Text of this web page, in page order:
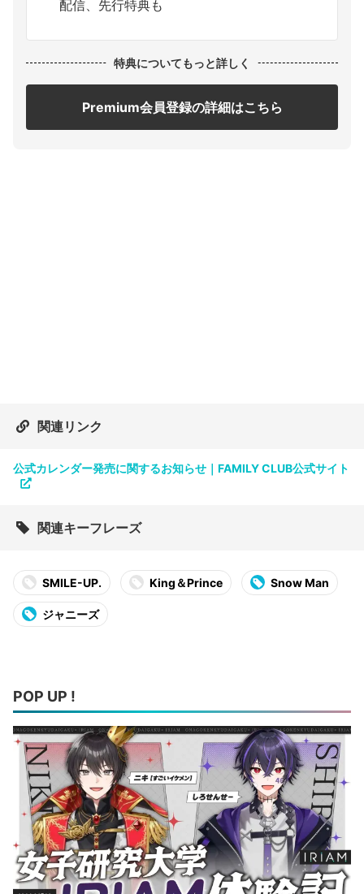
配信、先行特典も
特典についてもっと詳しく
Premium会員登録の詳細はこちら
関連リンク
公式カレンダー発売に関するお知らせ｜FAMILY CLUB公式サイト
関連キーフレーズ
SMILE-UP. King＆Prince Snow Man
ジャニーズ
POP UP !